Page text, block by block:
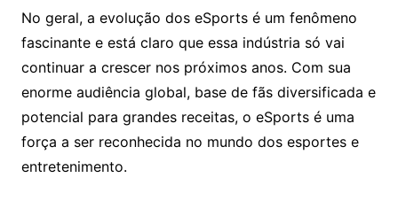
No geral, a evolução dos eSports é um fenômeno
fascinante e está claro que essa indústria só vai
continuar a crescer nos próximos anos. Com sua
enorme audiência global, base de fãs diversificada e
potencial para grandes receitas, o eSports é uma
força a ser reconhecida no mundo dos esportes e
entretenimento.